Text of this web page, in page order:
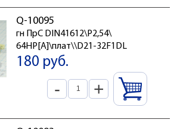
Q-10095
гн ПрС DIN41612\P2,54\
64HP[A]\плат\\D21-32F1DL
180 руб.
- +